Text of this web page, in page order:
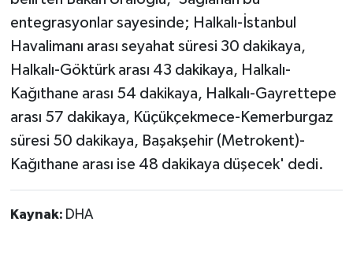
entegrasyonlar sayesinde; Halkalı-İstanbul
Havalimanı arası seyahat süresi 30 dakikaya,
Halkalı-Göktürk arası 43 dakikaya, Halkalı-
Kağıthane arası 54 dakikaya, Halkalı-Gayrettepe
arası 57 dakikaya, Küçükçekmece-Kemerburgaz
süresi 50 dakikaya, Başakşehir (Metrokent)-
Kağıthane arası ise 48 dakikaya düşecek' dedi.
Kaynak: DHA